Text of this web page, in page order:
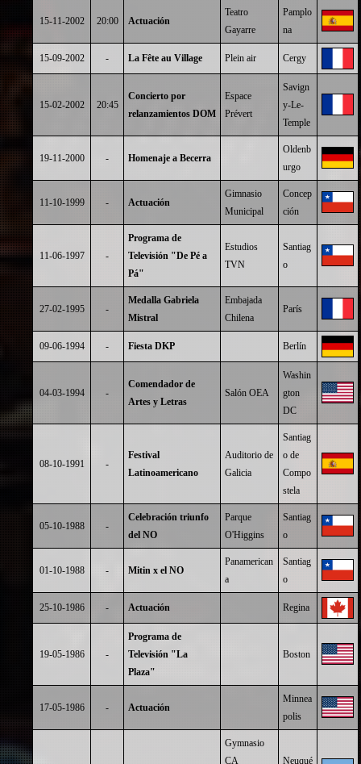
15-11-2002 20:00 Actuación
Teatro
Gayarre
Pamplo
na
15-09-2002 - La Fête au Village Plein air Cergy
15-02-2002 20:45
Concierto por
relanzamientos DOM
Espace
Prévert
Savign
y-Le-
Temple
19-11-2000 - Homenaje a Becerra
Oldenb
urgo
11-10-1999 - Actuación
Gimnasio
Municipal
Concep
ción
11-06-1997 -
Programa de
Televisión "De Pé a
Pá"
Estudios
TVN
Santiag
o
27-02-1995 -
Medalla Gabriela
Mistral
Embajada
Chilena
París
09-06-1994 - Fiesta DKP Berlín
04-03-1994 -
Comendador de
Artes y Letras
Salón OEA
Washin
gton
DC
08-10-1991 -
Festival
Latinoamericano
Auditorio de
Galicia
Santiag
o de
Compo
stela
05-10-1988 -
Celebración triunfo
del NO
Parque
O'Higgins
Santiag
o
01-10-1988 - Mitin x el NO
Panamerican
a
Santiag
o
25-10-1986 - Actuación Regina
19-05-1986 -
Programa de
Televisión "La
Plaza"
Boston
17-05-1986 - Actuación
Minnea
polis
Gymnasio
CA
Neuqué